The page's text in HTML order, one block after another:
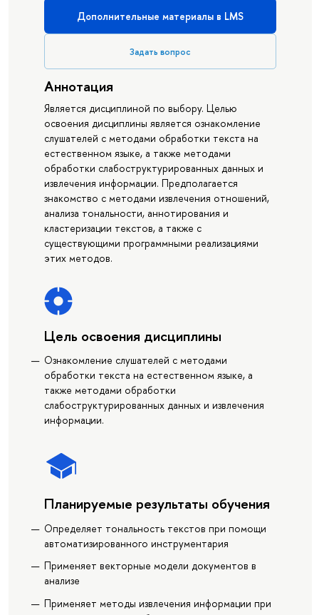
Дополнительные материалы в LMS
Задать вопрос
Аннотация
Является дисциплиной по выбору. Целью
освоения дисциплины является ознакомление
слушателей с методами обработки текста на
естественном языке, а также методами
обработки слабоструктурированных данных и
извлечения информации. Предполагается
знакомство с методами извлечения отношений,
анализа тональности, аннотирования и
кластеризации текстов, а также с
существующими программными реализациями
этих методов.
Цель освоения дисциплины
Ознакомление слушателей с методами
обработки текста на естественном языке, а
также методами обработки
слабоструктурированных данных и извлечения
информации.
Планируемые результаты обучения
Определяет тональность текстов при помощи
автоматизированного инструментария
Применяет векторные модели документов в
анализе
Применяет методы извлечения информации при